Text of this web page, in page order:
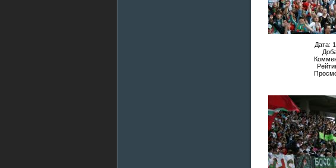
Дата: